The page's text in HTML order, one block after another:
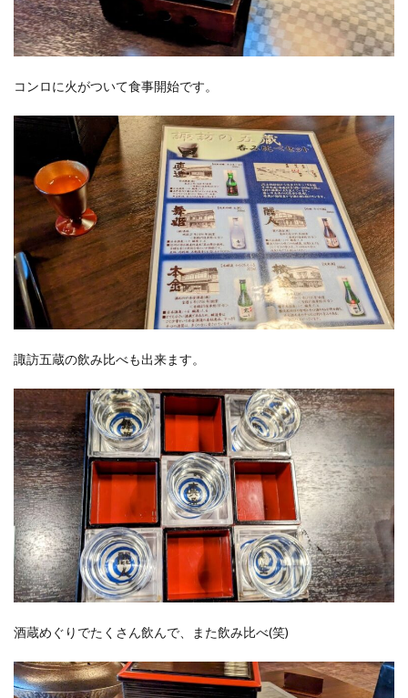
コンロに火がついて食事開始です。
諏訪五蔵の飲み比べも出来ます。
酒蔵めぐりでたくさん飲んで、また飲み比べ(笑)